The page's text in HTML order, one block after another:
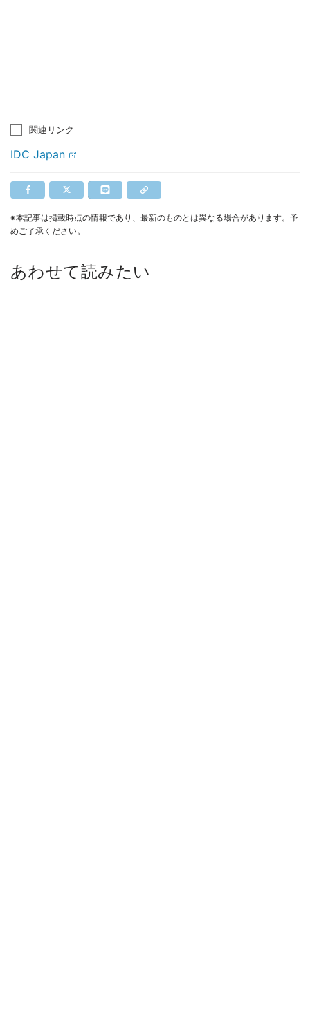
関連リンク
IDC Japan
※本記事は掲載時点の情報であり、最新のものとは異なる場合があります。予
めご了承ください。
あわせて読みたい